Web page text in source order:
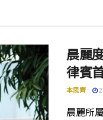
晨麗
律賓
本思齊
晨麗所